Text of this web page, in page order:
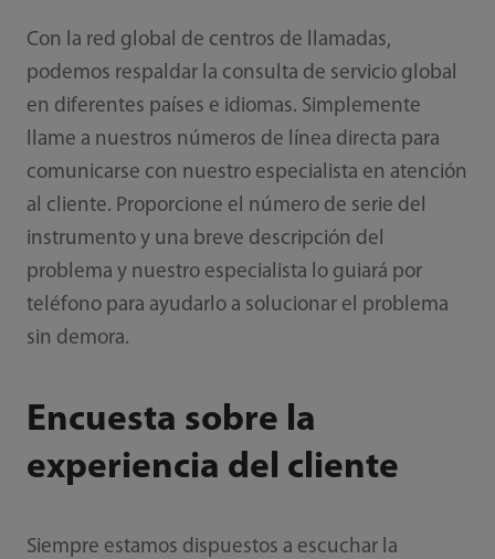
Con la red global de centros de llamadas,
podemos respaldar la consulta de servicio global
en diferentes países e idiomas. Simplemente
llame a nuestros números de línea directa para
comunicarse con nuestro especialista en atención
al cliente. Proporcione el número de serie del
instrumento y una breve descripción del
problema y nuestro especialista lo guiará por
teléfono para ayudarlo a solucionar el problema
sin demora.
Encuesta sobre la
experiencia del cliente
Siempre estamos dispuestos a escuchar la